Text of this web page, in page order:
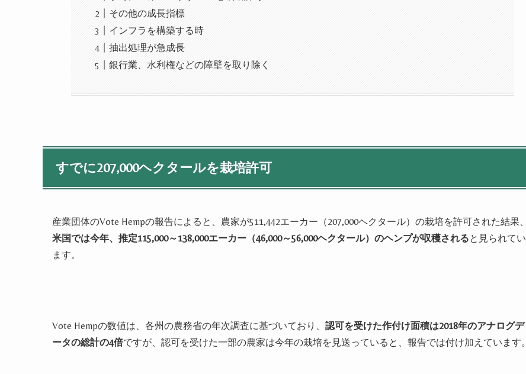
その他の成長指標
インフラを構築する時
抽出処理が急成長
銀行業、水利権などの障壁を取り除く
すでに207,000ヘクタールを栽培許可
産業団体のVote Hempの報告によると、農家が511,442エーカー（207,000ヘクタール）の栽培を許可された結果、
米国では今年、推定115,000～138,000エーカー（46,000～56,000ヘクタール）のヘンプが収穫されると見られてい
ます。
Vote Hempの数値は、各州の農務省の年次調査に基づいており、 認可を受けた作付け面積は2018年のアナログデ
ータの総計の4倍ですが、認可を受けた一部の農家は今年の栽培を見送っていると、報告では付け加えています。